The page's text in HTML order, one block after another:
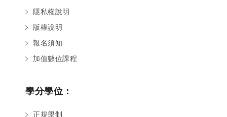
隱私權說明
版權說明
報名須知
加值數位課程
學分學位：
正規學制